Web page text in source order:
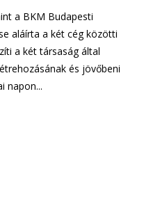
a BKM Budapesti
aláírta a két cég közötti
a két társaság által
és jövőbeni
napon...